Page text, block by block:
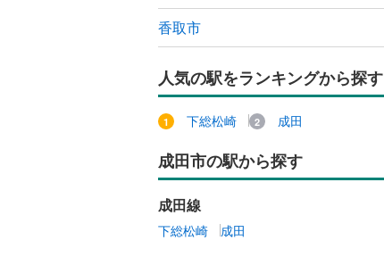
香取市
人気の駅をランキングから探す
下総松崎 成田
成田市の駅から探す
成田線
下総松崎 成田